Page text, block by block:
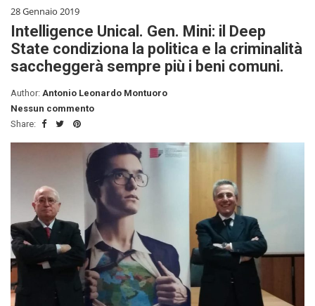
28 Gennaio 2019
Intelligence Unical. Gen. Mini: il Deep
State condiziona la politica e la criminalità
saccheggerà sempre più i beni comuni.
Author: Antonio Leonardo Montuoro
Nessun commento
Share: